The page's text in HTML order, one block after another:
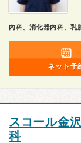
内科、消化器内科、乳
ネット予
スコール金
科